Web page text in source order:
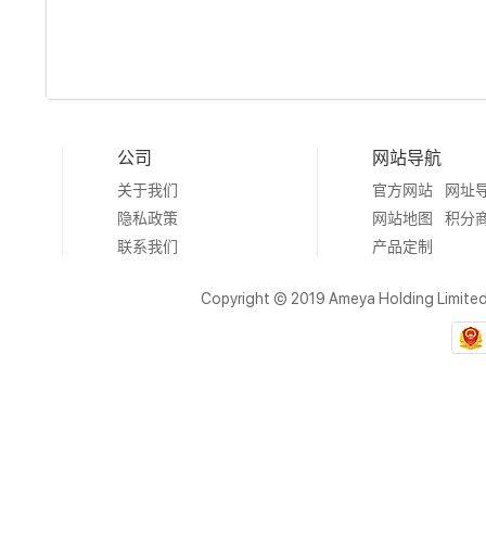
公司
关于我们
隐私政策
联系我们
网站导航
官方网站
网址
网站地图
积分
产品定制
Copyright © 2019 Ameya Holding